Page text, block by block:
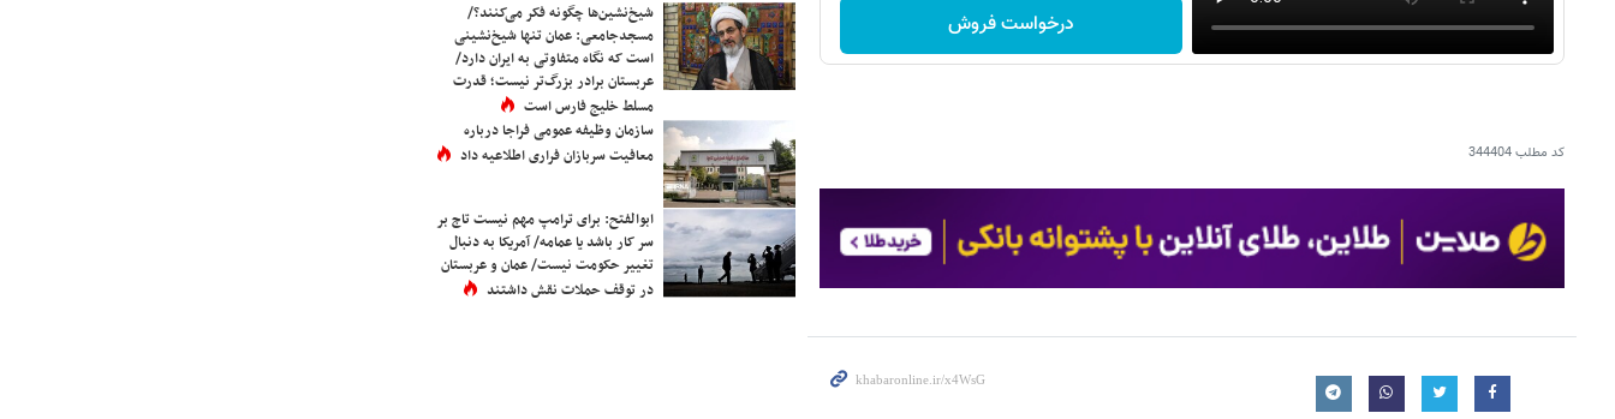
درخواست فروش
کد مطلب344404
شیخ‌نشین‌ها چگونه فکر می‌کنند؟/
مسجدجامعی: عمان تنها شیخ‌نشینی
است که نگاه متفاوتی به ایران دارد/
عربستان برادر بزرگ‌تر نیست؛ قدرت
مسلط خلیج فارس است
سازمان وظیفه عمومی فراجا درباره
معافیت سربازان فراری اطلاعیه داد
ابوالفتح: برای ترامپ مهم نیست تاج بر
سر کار باشد یا عمامه/ آمریکا به دنبال
تغییر حکومت نیست/ عمان و عربستان
در توقف حملات نقش داشتند